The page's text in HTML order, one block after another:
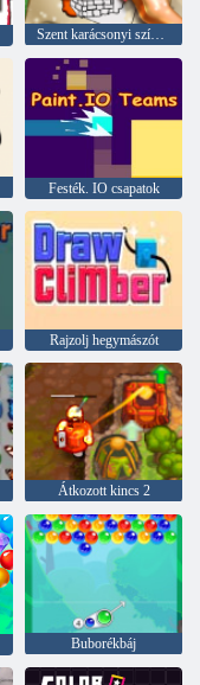
Szent karácsonyi színezés
Festék. IO csapatok
Rajzolj hegymászót
Átkozott kincs 2
Buborékbáj